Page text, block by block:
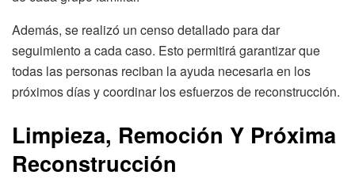
Además, se realizó un censo detallado para dar
seguimiento a cada caso. Esto permitirá garantizar que
todas las personas reciban la ayuda necesaria en los
próximos días y coordinar los esfuerzos de reconstrucción.
Limpieza, Remoción Y Próxima
Reconstrucción